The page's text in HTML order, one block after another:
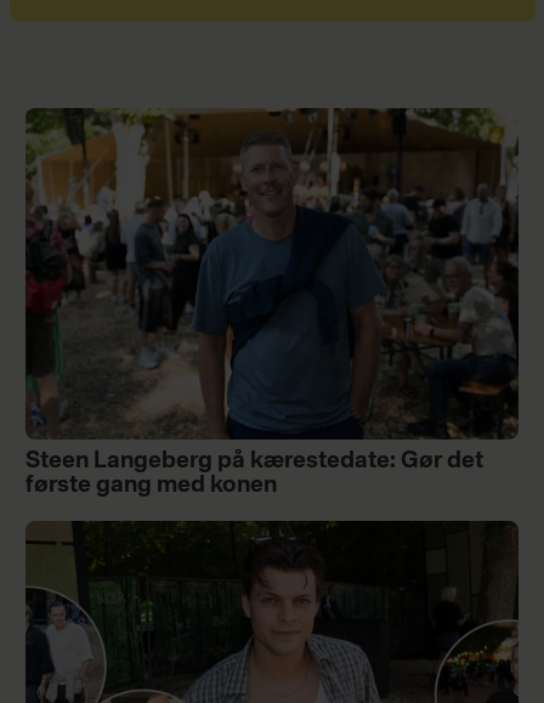
Steen Langeberg på kærestedate: Gør det
første gang med konen